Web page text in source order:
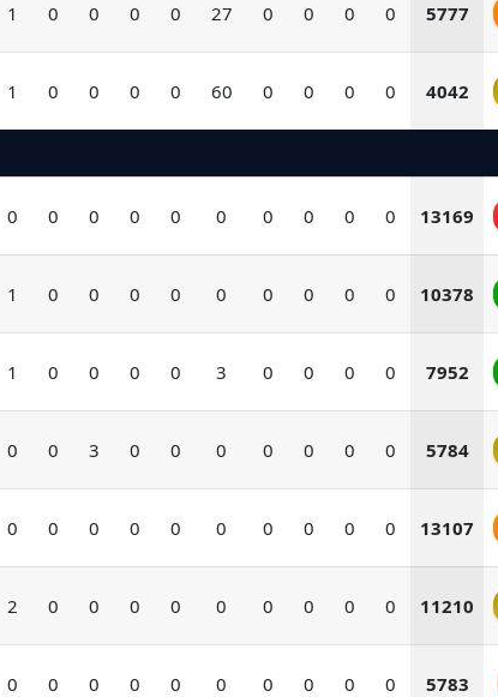
1 0 0 0 0 27 0 0 0 0 5777
1 0 0 0 0 60 0 0 0 0 4042
0 0 0 0 0 0 0 0 0 0 13169
1 0 0 0 0 0 0 0 0 0 10378
1 0 0 0 0 3 0 0 0 0 7952
0 0 3 0 0 0 0 0 0 0 5784
0 0 0 0 0 0 0 0 0 0 13107
2 0 0 0 0 0 0 0 0 0 11210
0 0 0 0 0 0 0 0 0 0 5783